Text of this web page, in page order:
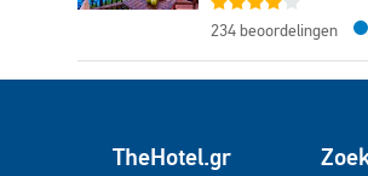
234 beoordelingen
TheHotel.gr